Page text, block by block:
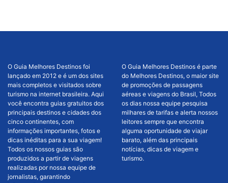
O Guia Melhores Destinos foi
lançado em 2012 e é um dos sites
mais completos e visitados sobre
turismo na internet brasileira. Aqui
você encontra guias gratuitos dos
principais destinos e cidades dos
cinco continentes, com
informações importantes, fotos e
dicas inéditas para a sua viagem!
Todos os nossos guias são
produzidos a partir de viagens
realizadas por nossa equipe de
jornalistas, garantindo
O Guia Melhores Destinos é parte
do Melhores Destinos, o maior site
de promoções de passagens
aéreas e viagens do Brasil, Todos
os dias nossa equipe pesquisa
milhares de tarifas e alerta nossos
leitores sempre que encontra
alguma oportunidade de viajar
barato, além das principais
notícias, dicas de viagem e
turismo.